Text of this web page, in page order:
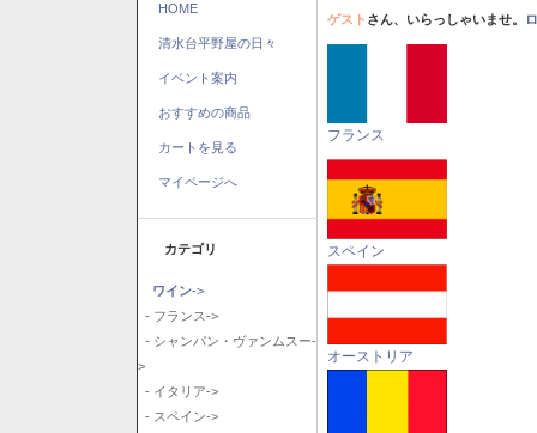
HOME
清水台平野屋の日々
イベント案内
おすすめの商品
カートを見る
マイページへ
カテゴリ
ワイン->
- フランス->
- シャンパン・ヴァンムスー-
>
- イタリア->
- スペイン->
ゲスト さん、いらっしゃいませ。
フランス
スペイン
オーストリア